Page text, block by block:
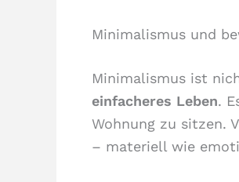
Minimalismus und
Minimalismus ist
einfacheres Leben.
Wohnung zu sitzen.
– materiell wie